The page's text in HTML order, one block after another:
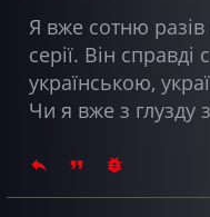
Я вже сотню
серії. Він
українською,
Чи я вже з глузду